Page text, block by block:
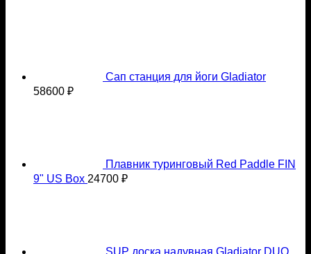
Сап станция для йоги Gladiator
58600 ₽
Плавник туринговый Red Paddle FIN
9" US Box 24700 ₽
SUP доска надувная Gladiator DUO